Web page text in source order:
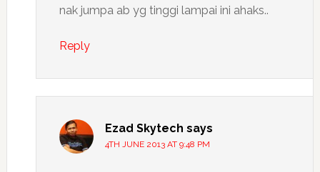
nak jumpa ab yg tinggi lampai ini ahaks..
Reply
Ezad Skytech says
4TH JUNE 2013 AT 9:48 PM